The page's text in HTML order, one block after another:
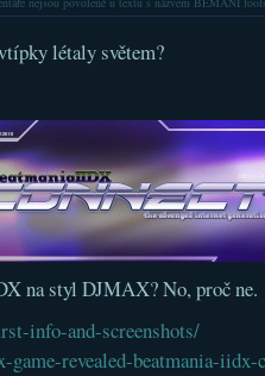
létaly světem?
na styl DJMAX? No, proč ne.
info-and-screenshots/
revealed-beatmania-iidx-